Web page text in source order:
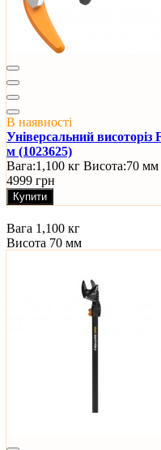
В наявності
Універсальний
м (1023625)
Вага:1,100 кг Висота:70 мм
4999 грн
Купити
Вага 1,100 кг
Висота 70 мм